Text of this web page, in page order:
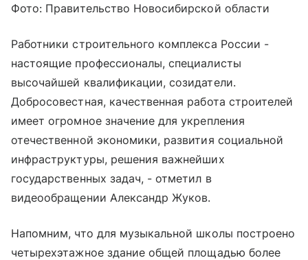
Фото: Правительство Новосибирской области
Работники строительного комплекса России -
настоящие профессионалы, специалисты
высочайшей квалификации, созидатели.
Добросовестная, качественная работа строителей
имеет огромное значение для укрепления
отечественной экономики, развития социальной
инфраструктуры, решения важнейших
государственных задач, - отметил в
видеообращении Александр Жуков.
Напомним, что для музыкальной школы построено
четырехэтажное здание общей площадью более